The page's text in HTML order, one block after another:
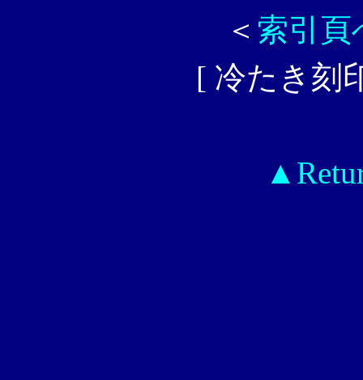
＜ 索引頁
[ 冷たき刻